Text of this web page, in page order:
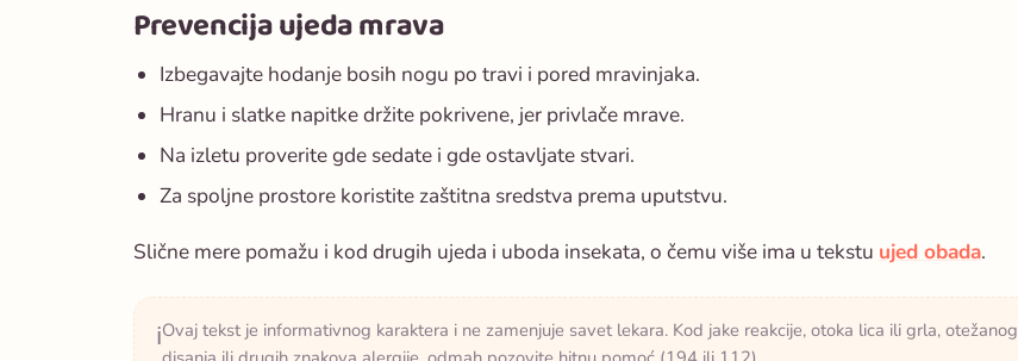
Prevencija ujeda mrava
Izbegavajte hodanje bosih nogu po travi i pored mravinjaka.
Hranu i slatke napitke držite pokrivene, jer privlače mrave.
Na izletu proverite gde sedate i gde ostavljate stvari.
Za spoljne prostore koristite zaštitna sredstva prema uputstvu.
Slične mere pomažu i kod drugih ujeda i uboda insekata, o čemu više ima u tekstu ujed obada.
ℹ️Ovaj tekst je informativnog karaktera i ne zamenjuje savet lekara. Kod jake reakcije, otoka lica ili grla, otežanog